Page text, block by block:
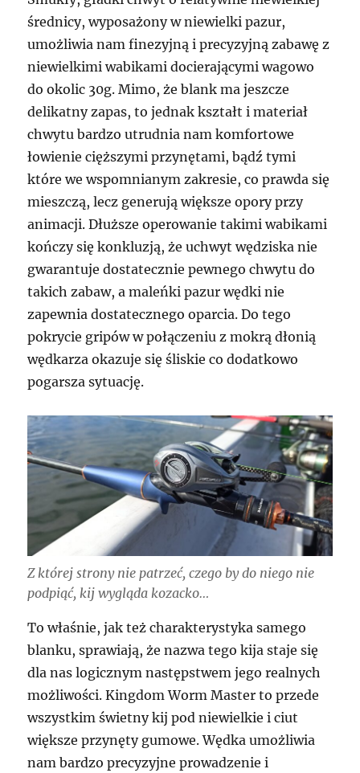
średnicy, wyposażony w niewielki pazur,
umożliwia nam finezyjną i precyzyjną zabawę z
niewielkimi wabikami docierającymi wagowo
do okolic 30g. Mimo, że blank ma jeszcze
delikatny zapas, to jednak kształt i materiał
chwytu bardzo utrudnia nam komfortowe
łowienie cięższymi przynętami, bądź tymi
które we wspomnianym zakresie, co prawda się
mieszczą, lecz generują większe opory przy
animacji. Dłuższe operowanie takimi wabikami
kończy się konkluzją, że uchwyt wędziska nie
gwarantuje dostatecznie pewnego chwytu do
takich zabaw, a maleńki pazur wędki nie
zapewnia dostatecznego oparcia. Do tego
pokrycie gripów w połączeniu z mokrą dłonią
wędkarza okazuje się śliskie co dodatkowo
pogarsza sytuację.
Z której strony nie patrzeć, czego by do niego nie
podpiąć, kij wygląda kozacko…
To właśnie, jak też charakterystyka samego
blanku, sprawiają, że nazwa tego kija staje się
dla nas logicznym następstwem jego realnych
możliwości. Kingdom Worm Master to przede
wszystkim świetny kij pod niewielkie i ciut
większe przynęty gumowe. Wędka umożliwia
nam bardzo precyzyjne prowadzenie i